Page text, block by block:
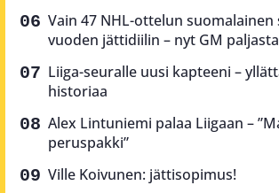
Vain 47 NHL-ottelun suomalainen
vuoden jättidiilin – nyt GM
Liiga-seuralle uusi kapteeni –
historiaa
Alex Lintuniemi palaa Liigaan –
peruspakki”
Ville Koivunen: jättisopimus!